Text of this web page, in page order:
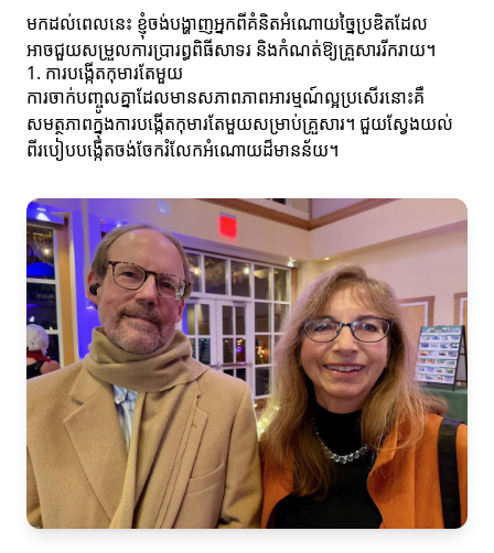
មកដល់ពេលនេះ ខ្ញុំចង់បង្ហាញអ្នកពីគំនិតអំណោយច្នៃប្រឌិតដែល
អាចជួយសម្រួលការប្រារព្ធពិធីសាទរ និងកំណត់ឱ្យគ្រួសាររីករាយ។
1. ការបង្កើតកុមារតែមួយ
ការចាក់បញ្ចូលគ្នាដែលមានសភាពភាពអារម្មណ៍ល្អប្រសើរនោះគឺ
សមត្ថភាពក្នុងការបង្កើតកុមារតែមួយសម្រាប់គ្រួសារ។ ជួយស្វែងយល់
ពីរបៀបបង្កើតចង់ចែករំលែកអំណោយដ៏មានន័យ។